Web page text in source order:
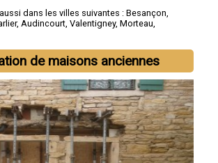
dans les villes suivantes : Besançon,
, Audincourt, Valentigney, Morteau,
de maisons anciennes